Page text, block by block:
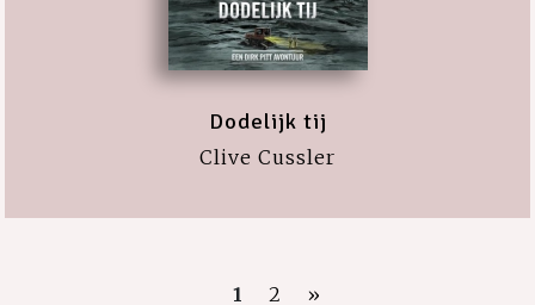
Dodelijk tij
Clive Cussler
1 2 »